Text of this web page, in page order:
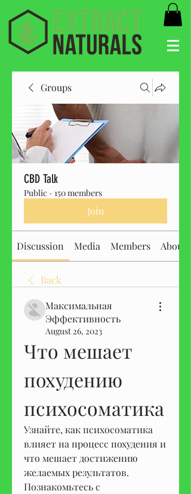
Groups
CBD Talk
Public · 150 members
Join
Discussion Media Members About
Back
Максимальная
Эффективность
August 26, 2023
Что мешает
похудению
психосоматика
Узнайте, как психосоматика
влияет на процесс похудения и
что мешает достижению
желаемых результатов.
Познакомьтесь с